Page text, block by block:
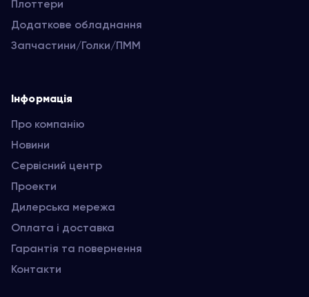
Плоттери
Додаткове обладнання
Запчастини/Голки/ПММ
Інформація
Про компанію
Новини
Сервісний центр
Проекти
Дилерська мережа
Оплата і доставка
Гарантія та повернення
Контакти